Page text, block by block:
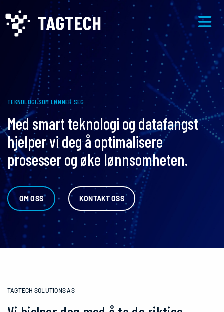
TEKNOLOGI SOM LØNNER SEG
Med smart teknologi og datafangst
hjelper vi deg å optimalisere
prosesser og øke lønnsomheten.
OM OSS KONTAKT OSS
TAGTECH SOLUTIONS AS